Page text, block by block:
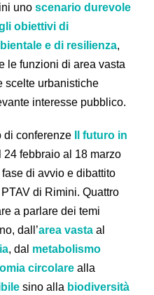
uno scenario durevole
obiettivi di
e di resilienza,
le funzioni di area vasta
scelte urbanistiche
interesse pubblico.
di conferenze Il futuro in
24 febbraio al 18 marzo
di avvio e dibattito
di Rimini. Quattro
a parlare dei temi
dall’area vasta al
, dal metabolismo
circolare alla
sino alla biodiversità